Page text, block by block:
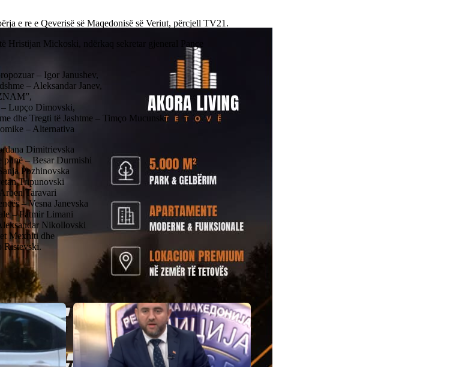
e re e Qeverisë së Maqedonisë së Veriut, përcjell TV21.
Hristijan Mickoski, ndërkaq sekretar gjeneral Pançe
– Igor Janushev,
– Aleksandar Janev,
Lupço Dimovski,
dhe Tregti të Jashtme – Timço Mucunski
– Alternativa
Dimitrievska
punë – Besar Durmishi
Pozhinovska
Tripunovski
Taravari
– Vesna Janevska
– Fatmir Limani
Nikollovski
Mexhiti dhe
Ristevski.